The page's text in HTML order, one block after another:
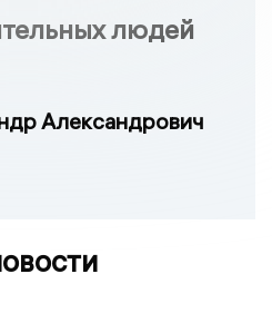
людей
Александрович